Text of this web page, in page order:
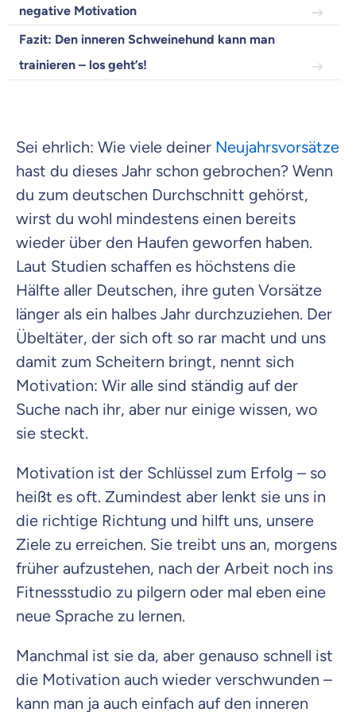
negative Motivation
Fazit: Den inneren Schweinehund kann man
trainieren – los geht’s!
Sei ehrlich: Wie viele deiner Neujahrsvorsätze
hast du dieses Jahr schon gebrochen? Wenn
du zum deutschen Durchschnitt gehörst,
wirst du wohl mindestens einen bereits
wieder über den Haufen geworfen haben.
Laut Studien schaffen es höchstens die
Hälfte aller Deutschen, ihre guten Vorsätze
länger als ein halbes Jahr durchzuziehen. Der
Übeltäter, der sich oft so rar macht und uns
damit zum Scheitern bringt, nennt sich
Motivation: Wir alle sind ständig auf der
Suche nach ihr, aber nur einige wissen, wo
sie steckt.
Motivation ist der Schlüssel zum Erfolg – so
heißt es oft. Zumindest aber lenkt sie uns in
die richtige Richtung und hilft uns, unsere
Ziele zu erreichen. Sie treibt uns an, morgens
früher aufzustehen, nach der Arbeit noch ins
Fitnessstudio zu pilgern oder mal eben eine
neue Sprache zu lernen.
Manchmal ist sie da, aber genauso schnell ist
die Motivation auch wieder verschwunden –
kann man ja auch einfach auf den inneren
Zahnzusatz
Versicherung
Krankenhaus
Kontaktaufnahme durch ottonova.
Weiter zu deinen Informationen